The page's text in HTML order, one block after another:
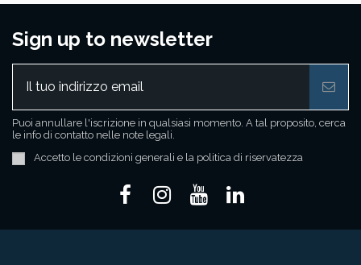
Sign up to newsletter
Puoi annullare l'iscrizione in qualsiasi momento. A tal proposito, cerca
le info di contatto nelle note legali.
Accetto le condizioni generali e la politica di riservatezza